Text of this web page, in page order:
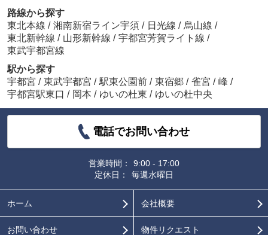
路線から探す
東北本線 / 湘南新宿ライン宇須 / 日光線 / 烏山線 /
東北新幹線 / 山形新幹線 / 宇都宮芳賀ライト線 /
東武宇都宮線
駅から探す
宇都宮 / 東武宇都宮 / 駅東公園前 / 東宿郷 / 雀宮 / 峰 /
宇都宮駅東口 / 岡本 / ゆいの杜東 / ゆいの杜中央
電話でお問い合わせ
営業時間：
9:00 - 17:00
定休日：
毎週水曜日
ホーム 会社概要
お問い合わせ 物件リクエスト